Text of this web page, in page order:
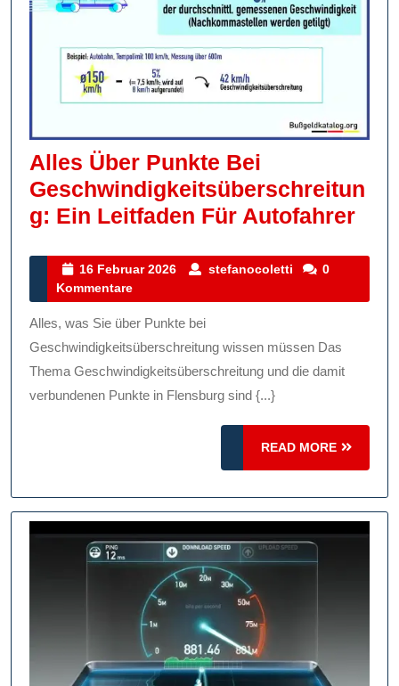
Alles Über Punkte Bei
Geschwindigkeitsüberschreitun
G: Ein Leitfaden Für Autofahrer
Bei
16 Februar 2026
16
2026
stefanocoletti stefanocoletti
0
Kommentare
Alles, was Sie über Punkte bei
Geschwindigkeitsüberschreitung wissen müssen Das
Thema Geschwindigkeitsüberschreitung und die damit
verbundenen Punkte in Flensburg sind {...}
READ MORE
READ
MORE